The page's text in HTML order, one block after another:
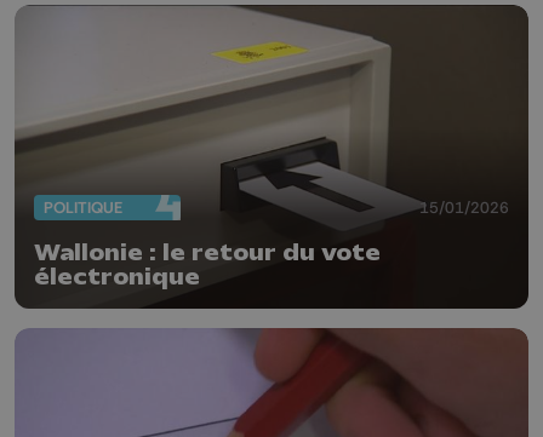
POLITIQUE 15/01/2026
Wallonie : le retour du vote
électronique